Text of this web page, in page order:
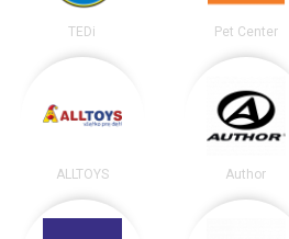
TEDi Pet Center
ALLTOYS Author